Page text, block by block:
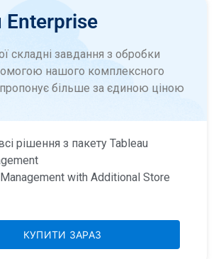
Enterprise
складні завдання з обробки
нашого комплексного
більше за єдиною ціною
рішення з пакету Tableau
with Additional Store
КУПИТИ ЗАРАЗ